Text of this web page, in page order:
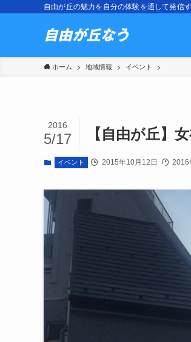
自由が丘の魅力を自分の体験を通して発信
ホーム 地域情報 イベント
【自由が丘】
2016
5/17
イベント 2015年10月12日 2016